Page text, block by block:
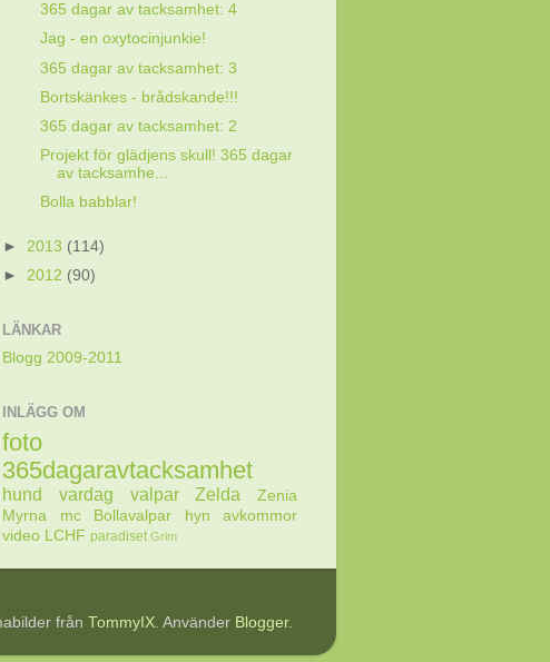
365 dagar av tacksamhet: 4
Jag - en oxytocinjunkie!
365 dagar av tacksamhet: 3
Bortskänkes - brådskande!!!
365 dagar av tacksamhet: 2
Projekt för glädjens skull! 365 dagar
av tacksamhe...
Bolla babblar!
► 2013 (114)
► 2012 (90)
LÄNKAR
Blogg 2009-2011
INLÄGG OM
foto
365dagaravtacksamhet
hund vardag valpar Zelda
Zenia
Myrna
mc Bollavalpar hyn
avkommor
video
LCHF paradiset Grim
från TommyIX . Använder Blogger.